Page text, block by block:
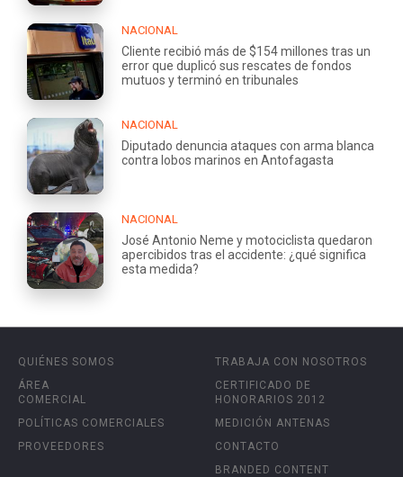
NACIONAL
Cliente recibió más de $154 millones tras un
error que duplicó sus rescates de fondos
mutuos y terminó en tribunales
NACIONAL
Diputado denuncia ataques con arma blanca
contra lobos marinos en Antofagasta
NACIONAL
José Antonio Neme y motociclista quedaron
apercibidos tras el accidente: ¿qué significa
esta medida?
QUIÉNES SOMOS
ÁREA
COMERCIAL
POLÍTICAS COMERCIALES
PROVEEDORES
TRABAJA CON NOSOTROS
CERTIFICADO DE
HONORARIOS 2012
MEDICIÓN ANTENAS
CONTACTO
BRANDED CONTENT